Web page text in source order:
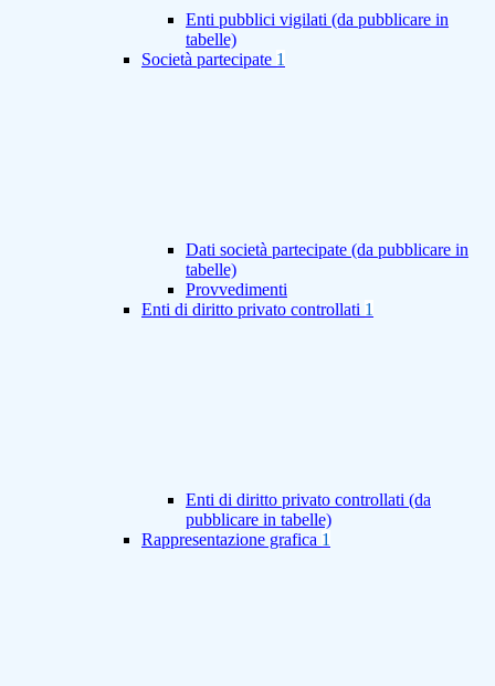
Enti pubblici vigilati (da pubblicare in
tabelle)
Società partecipate 1
Dati società partecipate (da pubblicare in
tabelle)
Provvedimenti
Enti di diritto privato controllati 1
Enti di diritto privato controllati (da
pubblicare in tabelle)
Rappresentazione grafica 1